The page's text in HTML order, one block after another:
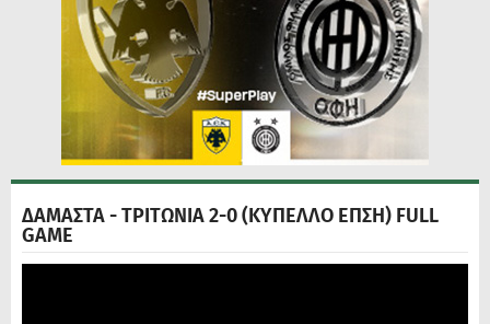
ΔΑΜΑΣΤΑ - ΤΡΙΤΩΝΙΑ 2-0 (ΚΥΠΕΛΛΟ ΕΠΣΗ) FULL
GAME